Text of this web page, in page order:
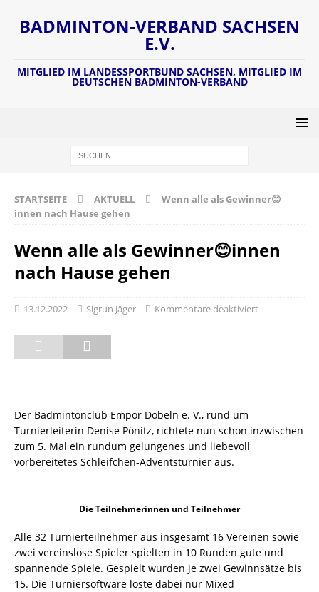
BADMINTON-VERBAND SACHSEN
E.V.
MITGLIED IM LANDESSPORTBUND SACHSEN, MITGLIED IM
DEUTSCHEN BADMINTON-VERBAND
STARTSEITE AKTUELL
Wenn alle als Gewinner😊
innen nach Hause gehen
Wenn alle als Gewinner😊innen
nach Hause gehen
13.12.2022 Sigrun Jäger Kommentare deaktiviert
Der Badmintonclub Empor Döbeln e. V., rund um
Turnierleiterin Denise Pönitz, richtete nun schon inzwischen
zum 5. Mal ein rundum gelungenes und liebevoll
vorbereitetes Schleifchen-Adventsturnier aus.
Die Teilnehmerinnen und Teilnehmer
Alle 32 Turnierteilnehmer aus insgesamt 16 Vereinen sowie
zwei vereinslose Spieler spielten in 10 Runden gute und
spannende Spiele. Gespielt wurden je zwei Gewinnsätze bis
15. Die Turniersoftware loste dabei nur Mixed